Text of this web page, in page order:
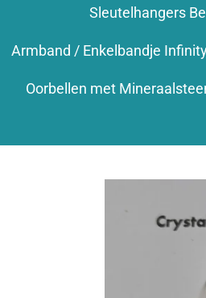
Sleutelhangers
Armband / Enkelbandje
Oorbellen met